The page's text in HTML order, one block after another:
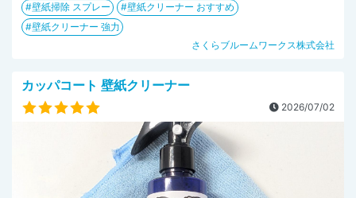
壁紙掃除 スプレー
壁紙クリーナー おすすめ
壁紙クリーナー 強力
さくらブルームワークス株式会社
カッパコート 壁紙クリーナー
2026/07/02